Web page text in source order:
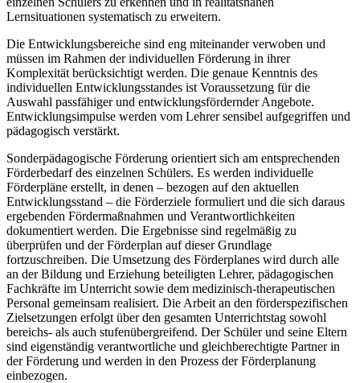
Lernsituationen systematisch zu erweitern.
Die Entwicklungsbereiche sind eng miteinander verwoben und
müssen im Rahmen der individuellen Förderung in ihrer
Komplexität berücksichtigt werden. Die genaue Kenntnis des
individuellen Entwicklungsstandes ist Voraussetzung für die
Auswahl passfähiger und entwicklungsfördernder Angebote.
Entwicklungsimpulse werden vom Lehrer sensibel aufgegriffen und
pädagogisch verstärkt.
Sonderpädagogische Förderung orientiert sich am entsprechenden
Förderbedarf des einzelnen Schülers. Es werden individuelle
Förderpläne erstellt, in denen – bezogen auf den aktuellen
Entwicklungsstand – die Förderziele formuliert und die sich daraus
ergebenden Fördermaßnahmen und Verantwortlichkeiten
dokumentiert werden. Die Ergebnisse sind regelmäßig zu
überprüfen und der Förderplan auf dieser Grundlage
fortzuschreiben. Die Umsetzung des Förderplanes wird durch alle
an der Bildung und Erziehung beteiligten Lehrer, pädagogischen
Fachkräfte im Unterricht sowie dem medizinisch-therapeutischen
Personal gemeinsam realisiert. Die Arbeit an den förderspezifischen
Zielsetzungen erfolgt über den gesamten Unterrichtstag sowohl
bereichs- als auch stufenübergreifend. Der Schüler und seine Eltern
sind eigenständig verantwortliche und gleichberechtigte Partner in
der Förderung und werden in den Prozess der Förderplanung
einbezogen.